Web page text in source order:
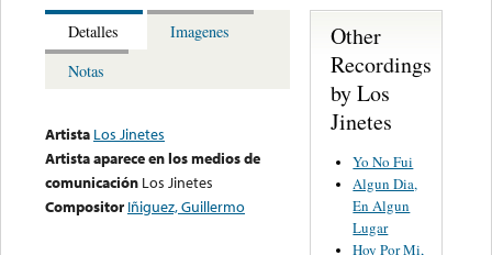
Detalles
Imagenes
Notas
Artista Los Jinetes
Artista aparece en los medios de
comunicación Los Jinetes
Compositor Iñiguez, Guillermo
Other
Recordings
by Los
Jinetes
Yo No Fui
Algun Dia,
En Algun
Lugar
Hoy Por Mi,